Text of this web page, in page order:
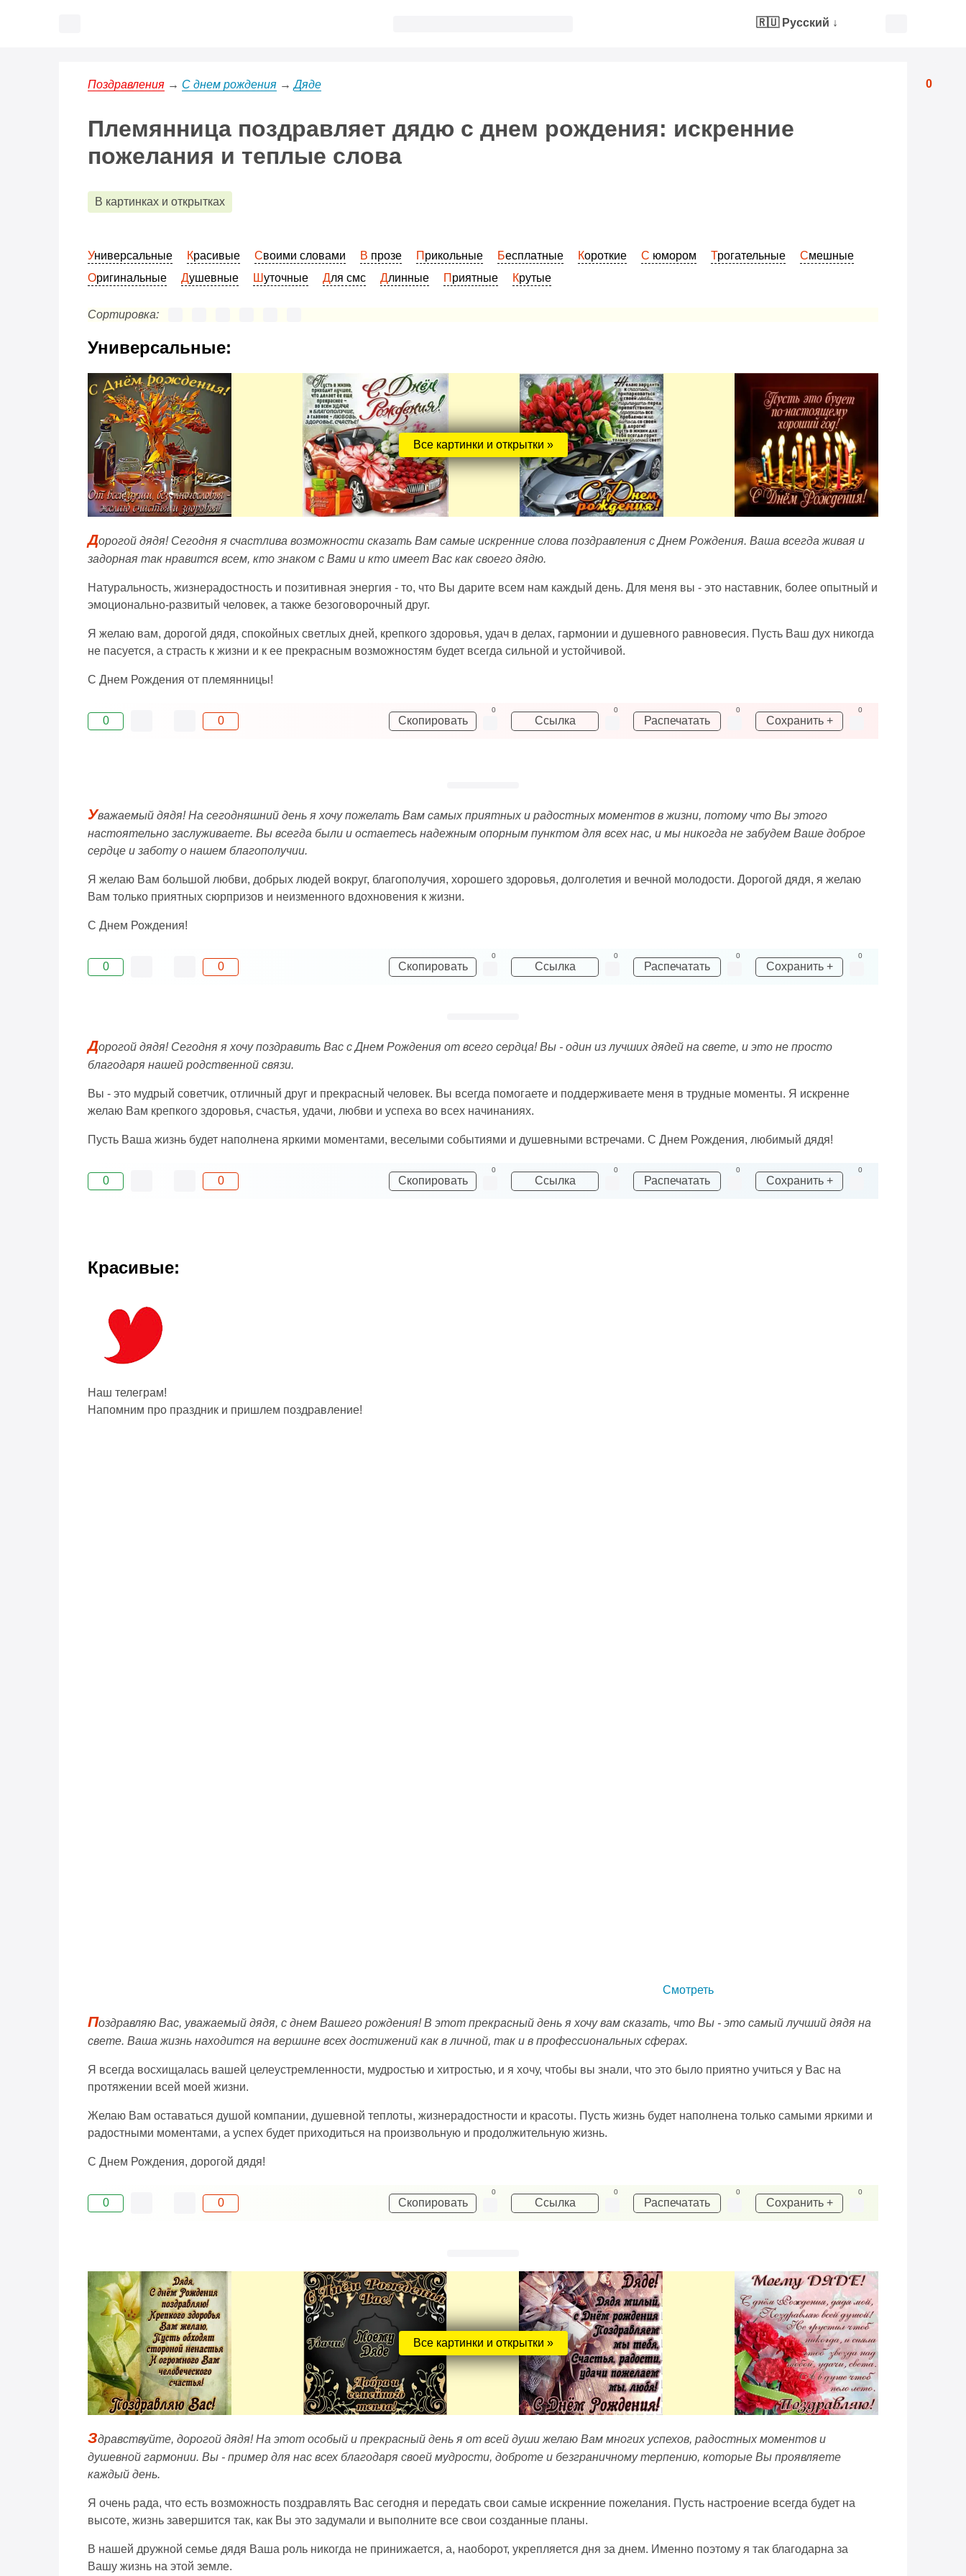
0
🇷🇺 Русский ↓
Поздравления → С днем рождения →Дяде
Племянница поздравляет дядю с днем рождения: искренние
пожелания и теплые слова
В картинках и открытках
Универсальные Красивые Своими словами В прозе Прикольные Бесплатные Короткие С юмором Трогательные
Смешные
Оригинальные
Душевные Шуточные Для смс Длинные Приятные Крутые
Сортировка:
Универсальные:
Все картинки и открытки »
Дорогой дядя! Сегодня я счастлива возможности сказать Вам самые искренние слова поздравления с Днем Рождения. Ваша всегда живая и
задорная так нравится всем, кто знаком с Вами и кто имеет Вас как своего дядю.
Натуральность, жизнерадостность и позитивная энергия - то, что Вы дарите всем нам каждый день. Для меня вы - это наставник, более опытный и
эмоционально-развитый человек, а также безоговорочный друг.
Я желаю вам, дорогой дядя, спокойных светлых дней, крепкого здоровья, удач в делах, гармонии и душевного равновесия. Пусть Ваш дух никогда
не пасуется, а страсть к жизни и к ее прекрасным возможностям будет всегда сильной и устойчивой.
С Днем Рождения от племянницы!
0 0 Скопировать
0
Ссылка
0
Распечатать
0
Сохранить +
0
Уважаемый дядя! На сегодняшний день я хочу пожелать Вам самых приятных и радостных моментов в жизни, потому что Вы этого
настоятельно заслуживаете. Вы всегда были и остаетесь надежным опорным пунктом для всех нас, и мы никогда не забудем Ваше доброе
сердце и заботу о нашем благополучии.
Я желаю Вам большой любви, добрых людей вокруг, благополучия, хорошего здоровья, долголетия и вечной молодости. Дорогой дядя, я желаю
Вам только приятных сюрпризов и неизменного вдохновения к жизни.
С Днем Рождения!
0 0 Скопировать
0
Ссылка
0
Распечатать
0
Сохранить +
0
Дорогой дядя! Сегодня я хочу поздравить Вас с Днем Рождения от всего сердца! Вы - один из лучших дядей на свете, и это не просто
благодаря нашей родственной связи.
Вы - это мудрый советчик, отличный друг и прекрасный человек. Вы всегда помогаете и поддерживаете меня в трудные моменты. Я искренне
желаю Вам крепкого здоровья, счастья, удачи, любви и успеха во всех начинаниях.
Пусть Ваша жизнь будет наполнена яркими моментами, веселыми событиями и душевными встречами. С Днем Рождения, любимый дядя!
0 0 Скопировать
0
Ссылка
0
Распечатать
0
Сохранить +
0
Красивые:
Наш телеграм!
Напомним про праздник и пришлем поздравление!
Смотреть
Поздравляю Вас, уважаемый дядя, с днем Вашего рождения! В этот прекрасный день я хочу вам сказать, что Вы - это самый лучший дядя на
свете. Ваша жизнь находится на вершине всех достижений как в личной, так и в профессиональных сферах.
Я всегда восхищалась вашей целеустремленности, мудростью и хитростью, и я хочу, чтобы вы знали, что это было приятно учиться у Вас на
протяжении всей моей жизни.
Желаю Вам оставаться душой компании, душевной теплоты, жизнерадостности и красоты. Пусть жизнь будет наполнена только самыми яркими и
радостными моментами, а успех будет приходиться на произвольную и продолжительную жизнь.
С Днем Рождения, дорогой дядя!
0 0 Скопировать
0
Ссылка
0
Распечатать
0
Сохранить +
0
Все картинки и открытки »
Здравствуйте, дорогой дядя! На этот особый и прекрасный день я от всей души желаю Вам многих успехов, радостных моментов и
душевной гармонии. Вы - пример для нас всех благодаря своей мудрости, доброте и безграничному терпению, которые Вы проявляете
каждый день.
Я очень рада, что есть возможность поздравлять Вас сегодня и передать свои самые искренние пожелания. Пусть настроение всегда будет на
высоте, жизнь завершится так, как Вы это задумали и выполните все свои созданные планы.
В нашей дружной семье дядя Ваша роль никогда не принижается, а, наоборот, укрепляется дня за днем. Именно поэтому я так благодарна за
Вашу жизнь на этой земле.